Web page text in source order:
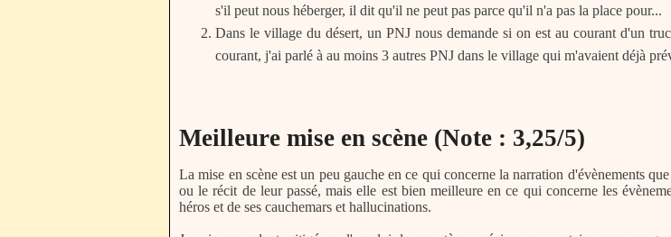
s'il peut nous héberger, il dit qu'il ne peut pas parce qu'il n'a pas la place pour...
Dans le village du désert, un PNJ nous demande si on est au courant d'un
courant, j'ai parlé à au moins 3 autres PNJ dans le village qui m'avaient déjà
Meilleure mise en scène (Note : 3,25/5)
La mise en scène est un peu gauche en ce qui concerne la narration d'évènements
ou le récit de leur passé, mais elle est bien meilleure en ce qui concerne les
héros et de ses cauchemars et hallucinations.